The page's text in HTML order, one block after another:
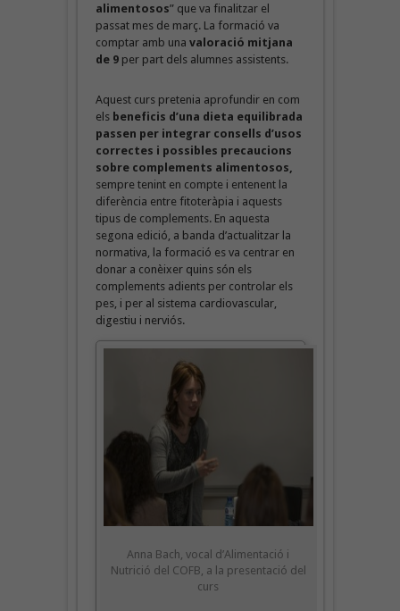
alimentosos” que va finalitzar el
passat mes de març. La formació va
comptar amb una valoració mitjana
de 9per part dels alumnes assistents.
Aquest curs pretenia aprofundir en com
els beneficis d’una dieta equilibrada
passen per integrar consells d’usos
correctes i possibles precaucions
sobre complements alimentosos,
sempre tenint en compte i entenent la
diferència entre fitoteràpia i aquests
tipus de complements. En aquesta
segona edició, a banda d’actualitzar la
normativa, la formació es va centrar en
donar a conèixer quins són els
complements adients per controlar els
pes, i per al sistema cardiovascular,
digestiu i nerviós.
Anna Bach, vocal d’Alimentació i
Nutrició del COFB, a la presentació del
curs